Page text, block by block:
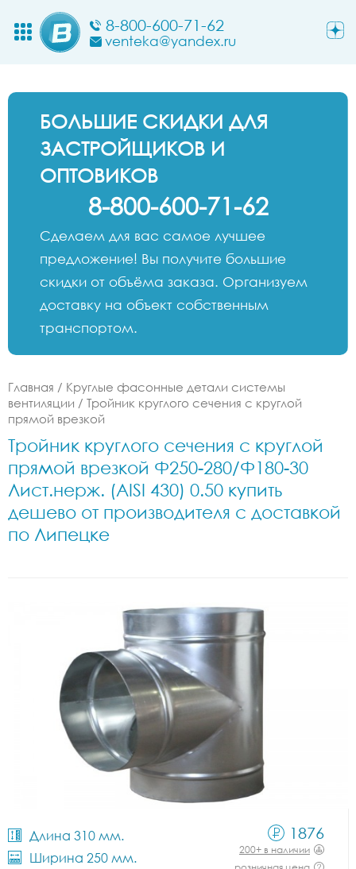
8-800-600-71-62
venteka@yandex.ru
БОЛЬШИЕ СКИДКИ ДЛЯ
ЗАСТРОЙЩИКОВ И
ОПТОВИКОВ
8-800-600-71-62
Сделаем для вас самое лучшее
предложение! Вы получите большие
скидки от объёма заказа. Организуем
доставку на объект собственным
транспортом.
Главная / Круглые фасонные детали системы
вентиляции / Тройник круглого сечения с круглой
прямой врезкой
Тройник круглого сечения с круглой
прямой врезкой Ф250-280/Ф180-30
Лист.нерж. (AISI 430) 0.50 купить
дешево от производителя с доставкой
по Липецке
Длина 310 мм.
Ширина 250 мм.
1876
200+ в наличии